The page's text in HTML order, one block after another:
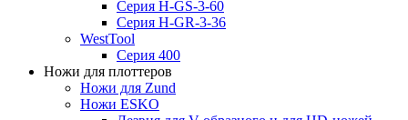
Серия H-GS-3-60
Серия H-GR-3-36
WestTool
Серия 400
Ножи для плоттеров
Ножи для Zund
Ножи ESKO